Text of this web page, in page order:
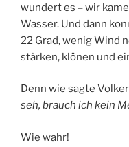
wundert es – wir
Wasser. Und dann
22 Grad, wenig Wind
stärken, klönen und
Denn wie sagte
seh, brauch ich kein
Wie wahr!